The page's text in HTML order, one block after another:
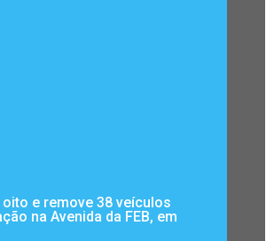
oito e remove 38 veículos
na Avenida da FEB, em